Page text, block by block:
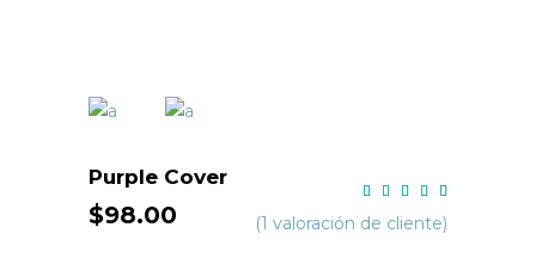
Purple Cover
5.00
de 5
(1 valoración de cliente)
$98.00